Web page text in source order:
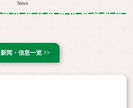
News
新闻・信息一览>>